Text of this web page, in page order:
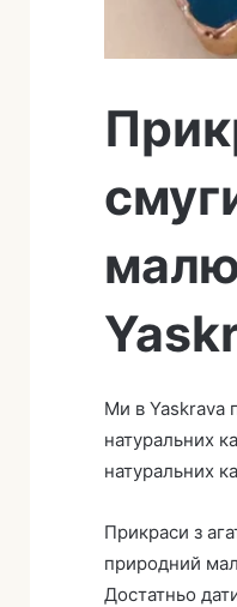
Ми в Yaskrava
натуральних
натуральних
Прикраси з
природний
Достатньо